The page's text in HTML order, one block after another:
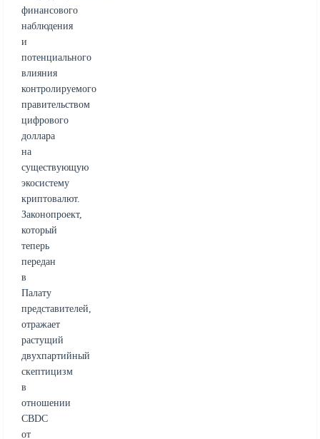
финансового
наблюдения
и
потенциального
влияния
контролируемого
правительством
цифрового
доллара
на
существующую
экосистему
криптовалют.
Законопроект,
который
теперь
передан
в
Палату
представителей,
отражает
растущий
двухпартийный
скептицизм
в
отношении
CBDC
от